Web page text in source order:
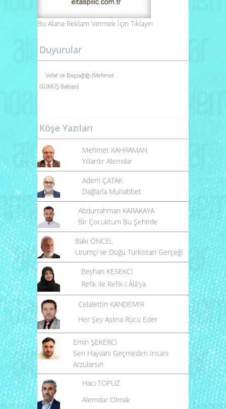
Bu Alana Reklam Vermek İçin Tıklayın
Duyurular
Vefat ve Başsağlığı (Mehmet
GÜMÜŞ Babası)
Köşe Yazıları
Mehmet KAHRAMAN
Yıllardır Alemdar
Adem ÇATAK
Dağlarla Muhabbet
Abdurrahman KARAKAYA
Bir Çocuktum Bu Şehirde
Baki ÖNCEL
Urumçi ve Doğu Türkistan Gerçeği
Beyhan KESEKCİ
Refik ile Refik-i Âlâ'ya
Celalettin KANDEMİR
Her Şey Aslına Rücu Eder
Emin ŞEKERCİ
Sen Hayvanı Geçmeden İnsanı
Arzularsın
Hacı TOPUZ
Alemdar Olmak